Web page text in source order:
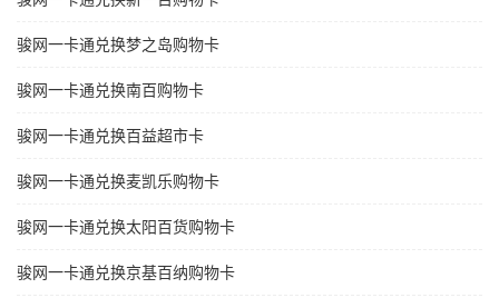
骏网一卡通兑换梦之岛购物卡
骏网一卡通兑换南百购物卡
骏网一卡通兑换百益超市卡
骏网一卡通兑换麦凯乐购物卡
骏网一卡通兑换太阳百货购物卡
骏网一卡通兑换京基百纳购物卡